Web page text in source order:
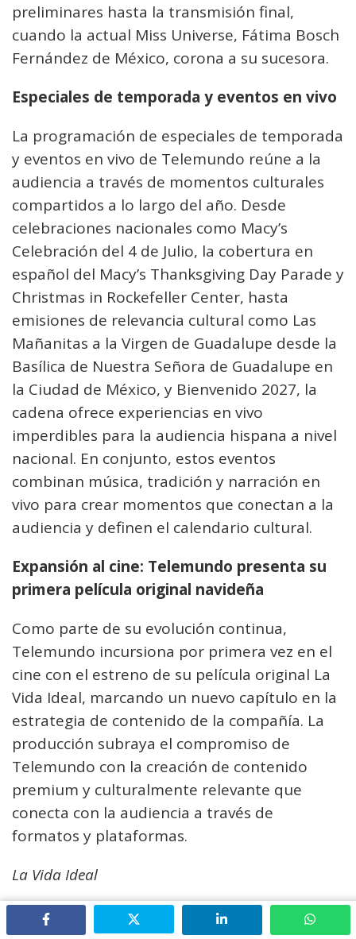
preliminares hasta la transmisión final,
cuando la actual Miss Universe, Fátima Bosch
Fernández de México, corona a su sucesora.
Especiales de temporada y eventos en vivo
La programación de especiales de temporada
y eventos en vivo de Telemundo reúne a la
audiencia a través de momentos culturales
compartidos a lo largo del año. Desde
celebraciones nacionales como Macy’s
Celebración del 4 de Julio, la cobertura en
español del Macy’s Thanksgiving Day Parade y
Christmas in Rockefeller Center, hasta
emisiones de relevancia cultural como Las
Mañanitas a la Virgen de Guadalupe desde la
Basílica de Nuestra Señora de Guadalupe en
la Ciudad de México, y Bienvenido 2027, la
cadena ofrece experiencias en vivo
imperdibles para la audiencia hispana a nivel
nacional. En conjunto, estos eventos
combinan música, tradición y narración en
vivo para crear momentos que conectan a la
audiencia y definen el calendario cultural.
Expansión al cine: Telemundo presenta su
primera película original navideña
Como parte de su evolución continua,
Telemundo incursiona por primera vez en el
cine con el estreno de su película original La
Vida Ideal, marcando un nuevo capítulo en la
estrategia de contenido de la compañía. La
producción subraya el compromiso de
Telemundo con la creación de contenido
premium y culturalmente relevante que
conecta con la audiencia a través de
formatos y plataformas.
La Vida Ideal
Ambientada durante la temporada navideña,